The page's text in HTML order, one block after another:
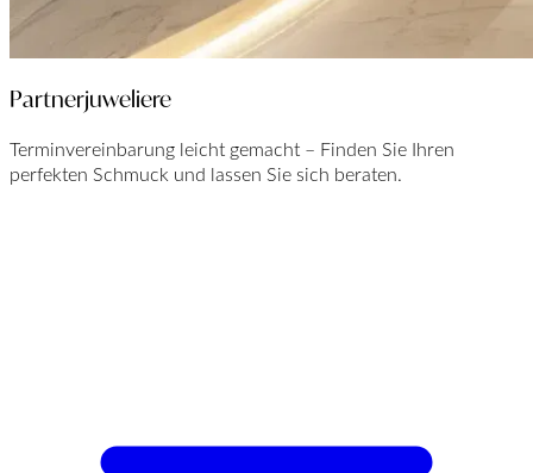
Partnerjuweliere
Terminvereinbarung leicht gemacht – Finden Sie Ihren
perfekten Schmuck und lassen Sie sich beraten.